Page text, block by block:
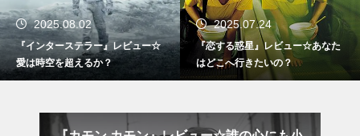
2025.08.02
『インターステラー』レビュー☆
愛は時空を超えるか？
2025.07.24
『恋する惑星』レビュー☆あなた
はどこへ行きたいの？